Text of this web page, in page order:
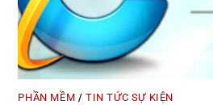
PHẦN MỀM /TIN TỨC SỰ KIỆN